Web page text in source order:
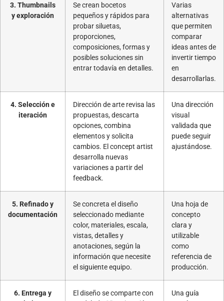
3. Thumbnails
y exploración
Se crean bocetos
pequeños y rápidos para
probar siluetas,
proporciones,
composiciones, formas y
posibles soluciones sin
entrar todavía en detalles.
Varias
alternativas
que permiten
comparar
ideas antes de
invertir tiempo
en
desarrollarlas.
4. Selección e
iteración
Dirección de arte revisa las
propuestas, descarta
opciones, combina
elementos y solicita
cambios. El concept artist
desarrolla nuevas
variaciones a partir del
feedback.
Una dirección
visual
validada que
puede seguir
ajustándose.
5. Refinado y
documentación
Se concreta el diseño
seleccionado mediante
color, materiales, escala,
vistas, detalles y
anotaciones, según la
información que necesite
el siguiente equipo.
Una hoja de
concepto
clara y
utilizable
como
referencia de
producción.
6. Entrega y
El diseño se comparte con
Una guía